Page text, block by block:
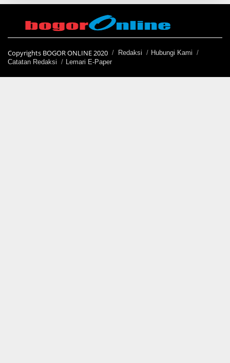
Copyrights BOGOR ONLINE 2020 Redaksi
Hubungi Kami
Catatan Redaksi
Lemari E-Paper